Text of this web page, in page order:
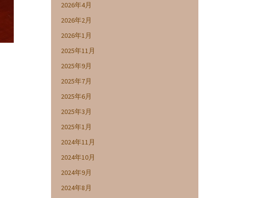
2026年4月
2026年2月
2026年1月
2025年11月
2025年9月
2025年7月
2025年6月
2025年3月
2025年1月
2024年11月
2024年10月
2024年9月
2024年8月